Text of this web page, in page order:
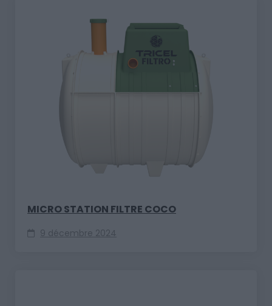
MICRO STATION FILTRE COCO
9 décembre 2024